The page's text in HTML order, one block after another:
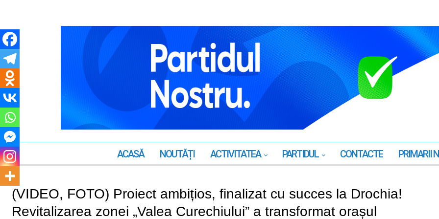
ACASĂ NOUTĂȚI ACTIVITATEA PARTIDUL CONTACTE PRIMARII
(VIDEO, FOTO) Proiect ambițios, finalizat cu succes la Drochia!
Revitalizarea zonei „Valea Curechiului” a transformat orașul